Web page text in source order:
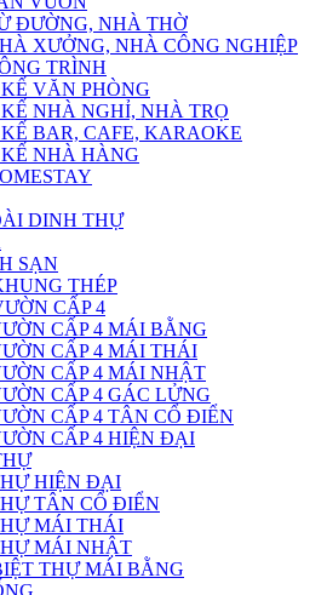
ĐƯỜNG, NHÀ THỜ
XƯỞNG, NHÀ CÔNG NGHIỆP
TRÌNH
VĂN PHÒNG
NHÀ NGHỈ, NHÀ TRỌ
BAR, CAFE, KARAOKE
NHÀ HÀNG
DINH THỰ
SẠN
THÉP
CẤP 4
CẤP 4 MÁI BẰNG
CẤP 4 MÁI THÁI
CẤP 4 MÁI NHẬT
CẤP 4 GÁC LỬNG
CẤP 4 TÂN CỔ ĐIỂN
CẤP 4 HIỆN ĐẠI
HIỆN ĐẠI
TÂN CỔ ĐIỂN
MÁI THÁI
MÁI NHẬT
THỰ MÁI BẰNG